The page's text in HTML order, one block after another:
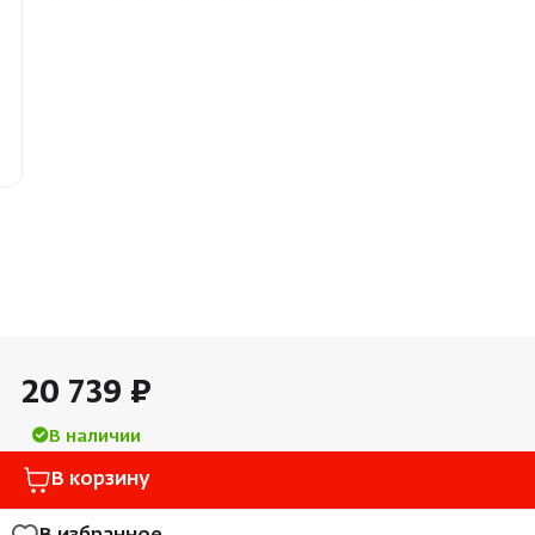
20 739 ₽
В наличии
В корзину